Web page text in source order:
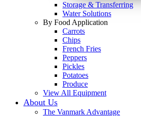
Storage & Transferring
Water Solutions
By Food Application
Carrots
Chips
French Fries
Peppers
Pickles
Potatoes
Produce
View All Equipment
About Us
The Vanmark Advantage